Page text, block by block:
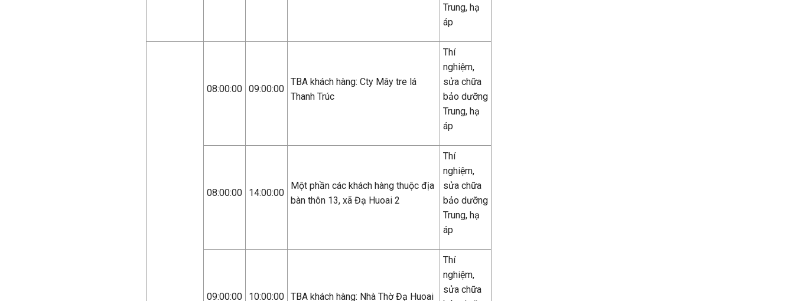
Trung, hạ
áp
08:00:00 09:00:00
TBA khách hàng: Cty Mây tre lá
Thanh Trúc
Thí
nghiệm,
sửa chữa
bảo dưỡng
Trung, hạ
áp
08:00:00 14:00:00
Một phần các khách hàng thuộc địa
bàn thôn 13, xã Đạ Huoai 2
Thí
nghiệm,
sửa chữa
bảo dưỡng
Trung, hạ
áp
09:00:00 10:00:00 TBA khách hàng: Nhà Thờ Đạ Huoai
Thí
nghiệm,
sửa chữa